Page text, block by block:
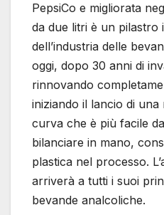
PepsiCo e migliorata
da due litri è un pilastro
dell’industria delle
oggi, dopo 30 anni di
rinnovando
iniziando il lancio di
curva che è più facile
bilanciare in mano,
plastica nel processo.
arriverà a tutti i suoi
bevande analcoliche.